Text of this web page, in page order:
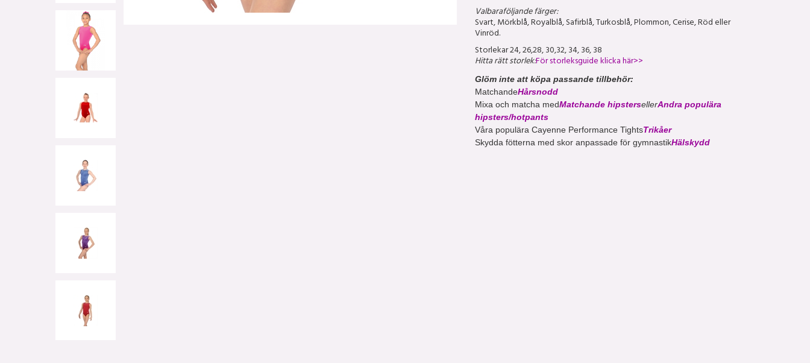
Valbaraföljande färger:
Svart, Mörkblå, Royalblå, Safirblå, Turkosblå, Plommon, Cerise, Röd eller
Vinröd.
Storlekar 24, 26,28, 30,32, 34, 36, 38
Hitta rätt storlek:För storleksguide klicka här>>
Glöm inte att köpa passande tillbehör:
MatchandeHårsnodd
Mixa och matcha medMatchande hipstersellerAndra populära
hipsters/hotpants
Våra populära Cayenne Performance TightsTrikåer
Skydda fötterna med skor anpassade för gymnastikHälskydd